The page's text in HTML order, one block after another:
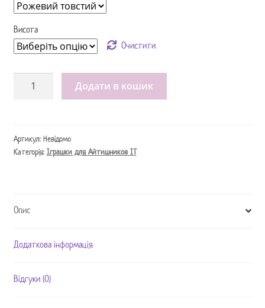
Висота
Очистити
/
Игрушка
ручной
для
Додати в кошик
Артикул: Невідомо
Категорія: Іграшки для Айтишников IT
Опис
Додаткова інформація
Відгуки (0)